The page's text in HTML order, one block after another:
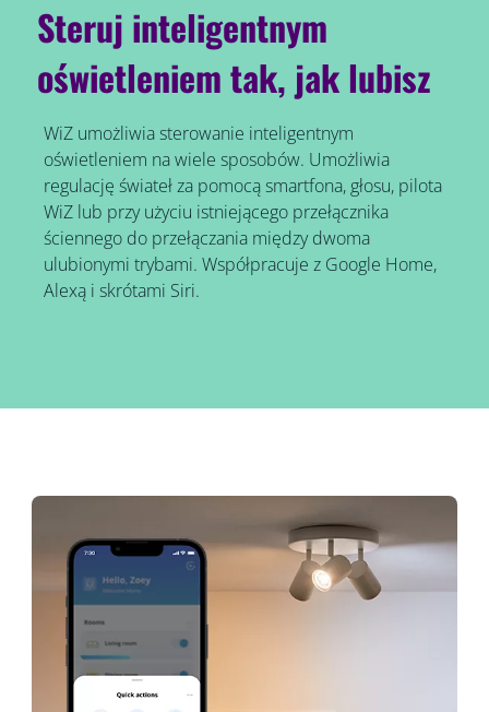
Steruj inteligentnym
oświetleniem tak, jak lubisz
WiZ umożliwia sterowanie inteligentnym
oświetleniem na wiele sposobów. Umożliwia
regulację świateł za pomocą smartfona, głosu, pilota
WiZ lub przy użyciu istniejącego przełącznika
ściennego do przełączania między dwoma
ulubionymi trybami. Współpracuje z Google Home,
Alexą i skrótami Siri.